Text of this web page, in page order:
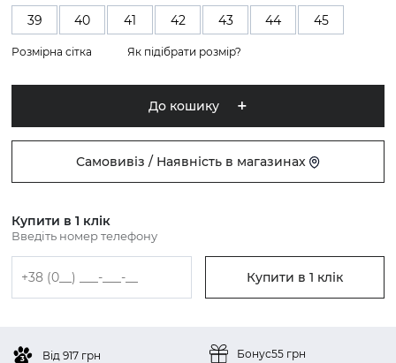
39 40 41 42 43 44 45
Розмірна сітка Як підібрати розмір?
До кошику
Самовивіз / Наявність в магазинах
Купити в 1 клік
Введіть номер телефону
Купити в 1 клік
Від 917 грн
Бонус55 грн